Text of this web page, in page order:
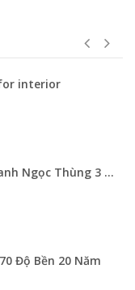
interior
Sơn Dầu Cadin HTP522 Xanh Ngọc Thùng 3 Lít Thùng 17.75 Lít
Độ Bền 20 Năm